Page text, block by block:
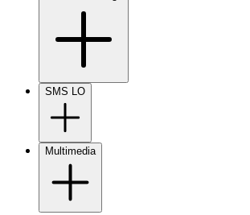
SMS LO
Multimedia